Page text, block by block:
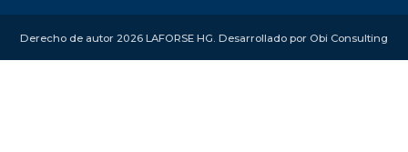
Derecho de autor 2026 LAFORSE HG. Desarrollado por Obi Consulting